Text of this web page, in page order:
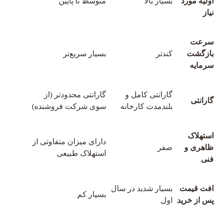
نیاز
سرعت
بازگشت
سرمایه
کندتر بسیار سریع‌تر
گارانتی
گارانتی کامل و
بلندمدت کارخانه
گارانتی محدودتر (از
سوی شرکت فروشنده)
استهلاک
ظاهری و
فنی
صفر
دارای میزان متفاوتی از
استهلاک طبیعی
افت قیمت
پس از خرید
بسیار شدید در سال
اول
بسیار کم